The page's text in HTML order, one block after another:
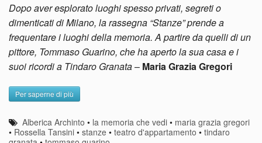
Dopo aver esplorato luoghi spesso privati, segreti o
dimenticati di Milano, la rassegna “Stanze” prende a
frequentare i luoghi della memoria. A partire da quelli di un
pittore, Tommaso Guarino, che ha aperto la sua casa e i
suoi ricordi a Tindaro Granata– Maria Grazia Gregori
Per saperne di più
Alberica Archinto • la memoria che vedi • maria grazia gregori
• Rossella Tansini • stanze • teatro d'appartamento • tindaro